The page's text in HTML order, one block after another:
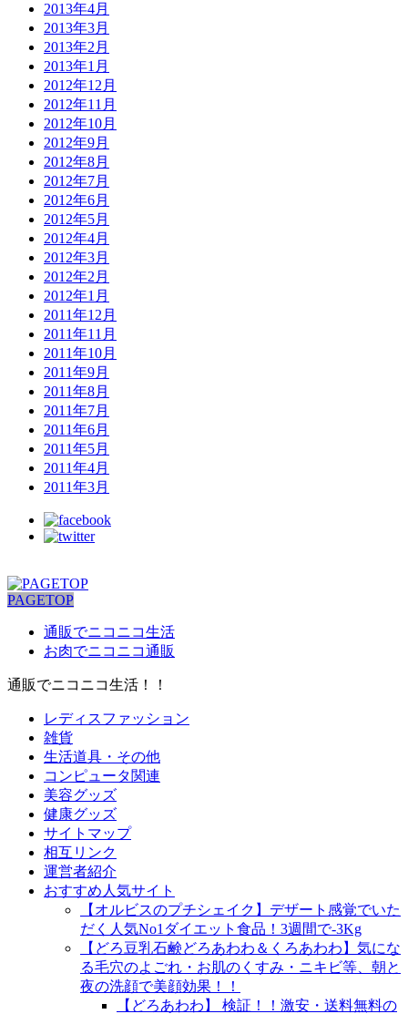
2013年4月
2013年3月
2013年2月
2013年1月
2012年12月
2012年11月
2012年10月
2012年9月
2012年8月
2012年7月
2012年6月
2012年5月
2012年4月
2012年3月
2012年2月
2012年1月
2011年12月
2011年11月
2011年10月
2011年9月
2011年8月
2011年7月
2011年6月
2011年5月
2011年4月
2011年3月
PAGETOP
通販でニコニコ生活
お肉でニコニコ通販
通販でニコニコ生活！！
レディスファッション
雑貨
生活道具・その他
コンピュータ関連
美容グッズ
健康グッズ
サイトマップ
相互リンク
運営者紹介
おすすめ人気サイト
【オルビスのプチシェイク】デザート感覚でいた
だく人気No1ダイエット食品！3週間で-3Kg
【どろ豆乳石鹸どろあわわ＆くろあわわ】気にな
る毛穴のよごれ・お肌のくすみ・ニキビ等、朝と
夜の洗顔で美顔効果！！
【どろあわわ】 検証！！激安・送料無料の